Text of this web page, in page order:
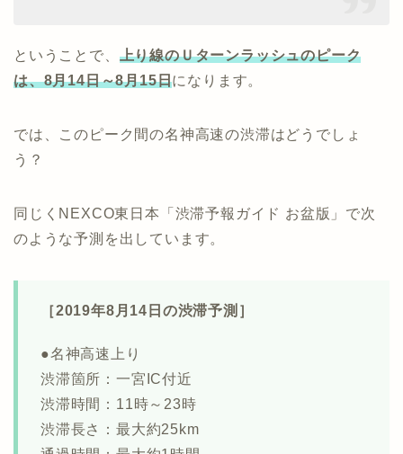
ということで、 上り線のＵターンラッシュのピーク
は、8月14日～8月15日になります。
では、このピーク間の名神高速の渋滞はどうでしょ
う？
同じくNEXCO東日本「渋滞予報ガイド お盆版」で次
のような予測を出しています。
［2019年8月14日の渋滞予測］
●名神高速上り
渋滞箇所：一宮IC付近
渋滞時間：11時～23時
渋滞長さ：最大約25km